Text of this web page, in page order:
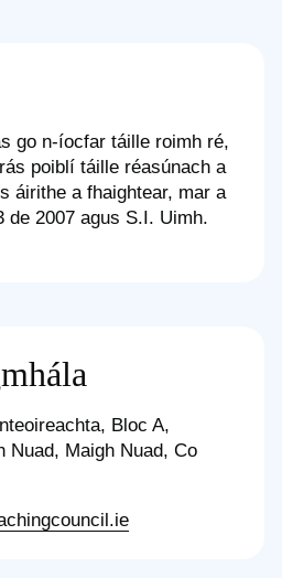
go n-íocfar táille roimh ré,
poiblí táille réasúnach a
áirithe a fhaightear, mar a
de 2007 agus S.I. Uimh.
Bloc A,
Nuad, Maigh Nuad, Co